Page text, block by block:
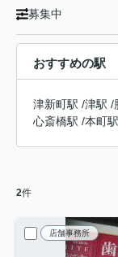
募集中
おすすめの駅
津新町駅 /津駅 /
心斎橋駅 /本町駅
2件
店舗事務所